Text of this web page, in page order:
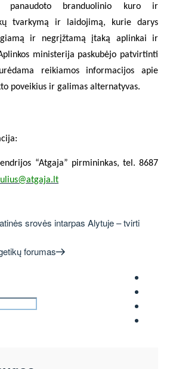
panaudoto branduolinio kuro ir
tvarkymą ir laidojimą, kurie darys
ir negrįžtamą įtaką aplinkai ir
ministerija paskubėjo patvirtinti
reikiamos informacijos apie
poveikius ir galimas alternatyvas.
“Atgaja” pirmininkas, tel. 8687
srovės intarpas Alytuje – tvirti
forumas